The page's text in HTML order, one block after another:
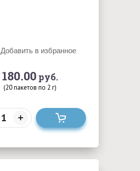
Добавить в избранное
180.00 руб.
(20 пакетов по 2 г)